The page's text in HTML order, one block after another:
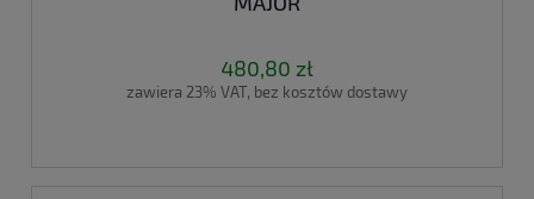
480,80 zł
zawiera 23% VAT, bez kosztów dostawy